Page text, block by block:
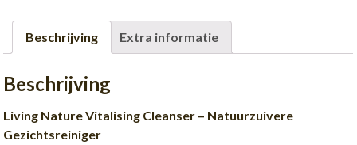
Beschrijving Extra informatie
Beschrijving
Living Nature Vitalising Cleanser – Natuurzuivere
Gezichtsreiniger